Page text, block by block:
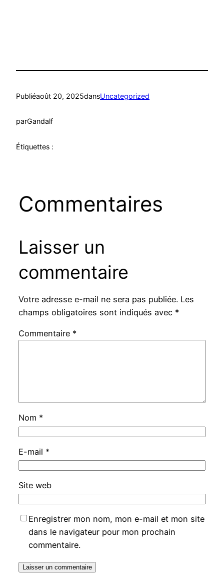
Publiéaoût 20, 2025dansUncategorized
parGandalf
Étiquettes :
Commentaires
Laisser un
commentaire
Votre adresse e-mail ne sera pas publiée. Les
champs obligatoires sont indiqués avec *
Commentaire *
Nom *
E-mail *
Site web
Enregistrer mon nom, mon e-mail et mon site
dans le navigateur pour mon prochain
commentaire.